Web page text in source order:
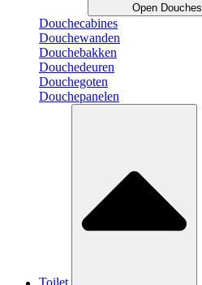
Open Douches
Douchecabines
Douchewanden
Douchebakken
Douchedeuren
Douchegoten
Douchepanelen